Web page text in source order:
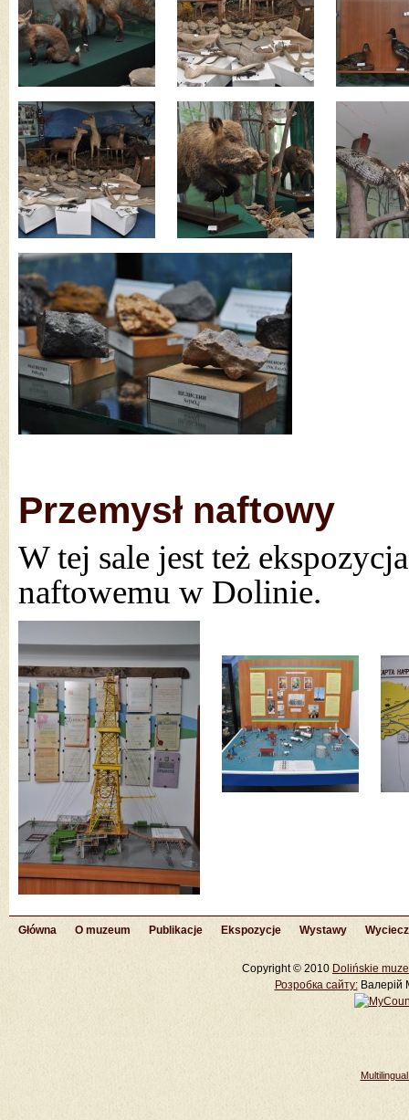
Przemysł naftowy
W tej sale jest też
naftowemu w Dolinie.
Główna O muzeum Publikacje Ekspozycje Wystawy
Copyright © 2010 Dolińskie
Розробка cайту:Валерій